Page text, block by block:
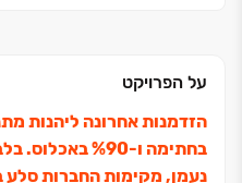
על הפרויקט
בחתימה ו‏-‏90‏%
נעמן, מקימות החברות סלע